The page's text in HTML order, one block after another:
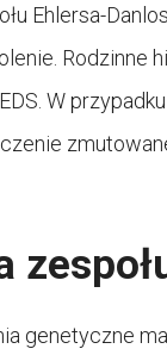
Ehlersa-
W
genetyczne